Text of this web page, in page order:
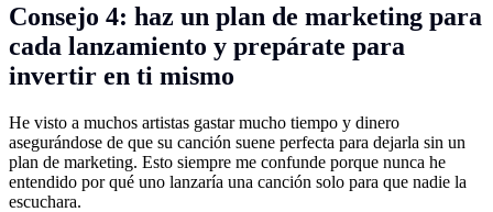
Consejo 4: haz un plan de marketing para
cada lanzamiento y prepárate para
invertir en ti mismo
He visto a muchos artistas gastar mucho tiempo y dinero
asegurándose de que su canción suene perfecta para dejarla sin un
plan de marketing. Esto siempre me confunde porque nunca he
entendido por qué uno lanzaría una canción solo para que nadie la
escuchara.